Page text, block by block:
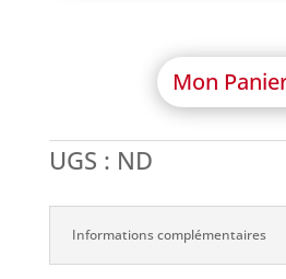
&
Implantium®
Mon
UGS : ND
Informations complémentaires